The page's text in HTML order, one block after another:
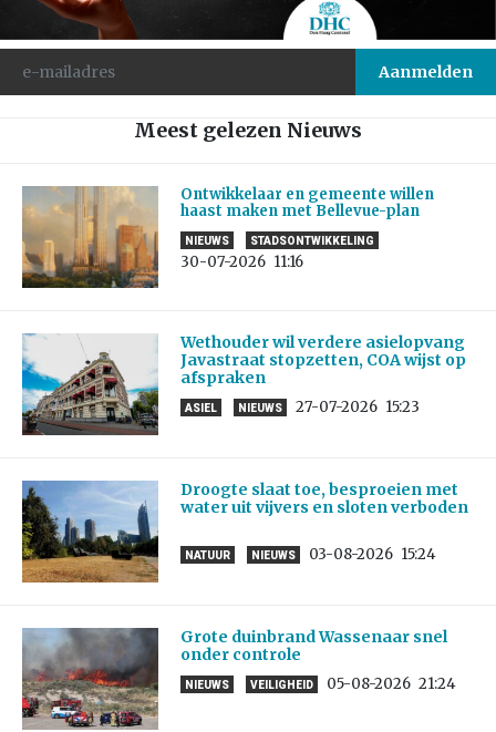
Meest gelezen Nieuws
Ontwikkelaar en gemeente willen
haast maken met Bellevue-plan
NIEUWS STADSONTWIKKELING
30-07-2026 11:16
Wethouder wil verdere asielopvang
Javastraat stopzetten, COA wijst op
afspraken
ASIEL NIEUWS 27-07-2026 15:23
Droogte slaat toe, besproeien met
water uit vijvers en sloten verboden
NATUUR NIEUWS 03-08-2026 15:24
Grote duinbrand Wassenaar snel
onder controle
NIEUWS VEILIGHEID 05-08-2026 21:24